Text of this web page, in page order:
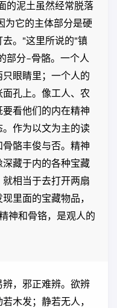
的泥土虽然经常脱落
为它的主体部分是硬
。"这里所说的"镇
部分–骨骼。一个人
眼睛里；一个人的
孔上。像工人、农
看他们的内在精神
作为以文为主的读
骼丰俊与否。精神
藏于内的各种宝藏
相当于去打开两扇
里面的宝藏物品，
神和骨铬，是观人的
，邪正难辨。欲辨
木发；静若无人，